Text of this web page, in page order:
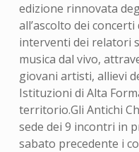
edizione rinnovata
all’ascolto dei
interventi dei relatori
musica dal vivo,
giovani artisti, allievi
Istituzioni di Alta
territorio.Gli Antichi
sede dei 9 incontri in
sabato precedente i